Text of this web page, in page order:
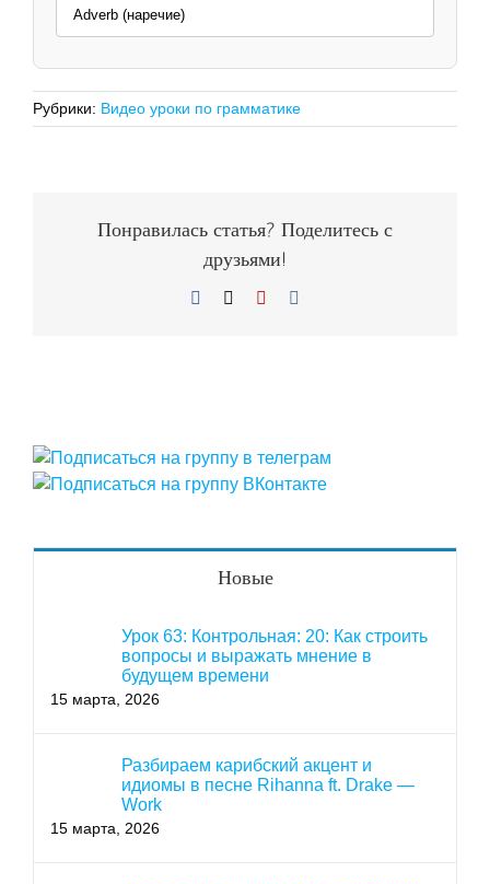
Adverb (наречие)
Рубрики: Видео уроки по грамматике
Понравилась статья? Поделитесь с
друзьями!
Facebook Pinterest
Новые
Урок 63: Контрольная: 20: Как строить
вопросы и выражать мнение в
будущем времени
15 марта, 2026
Разбираем карибский акцент и
идиомы в песне Rihanna ft. Drake —
Work
15 марта, 2026